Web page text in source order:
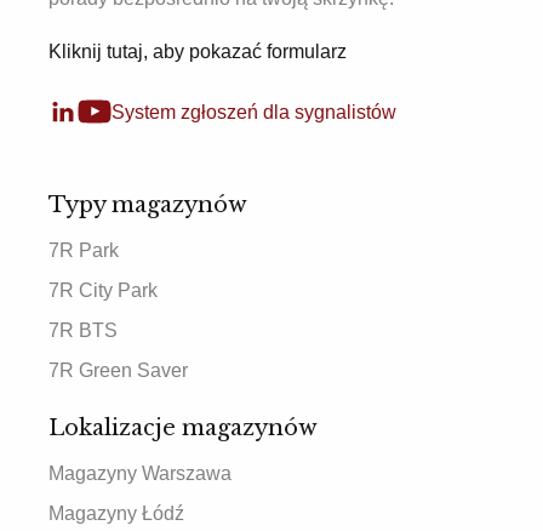
Kliknij tutaj, aby pokazać formularz
System zgłoszeń dla sygnalistów
Typy magazynów
7R Park
7R City Park
7R BTS
7R Green Saver
Lokalizacje magazynów
Magazyny Warszawa
Magazyny Łódź